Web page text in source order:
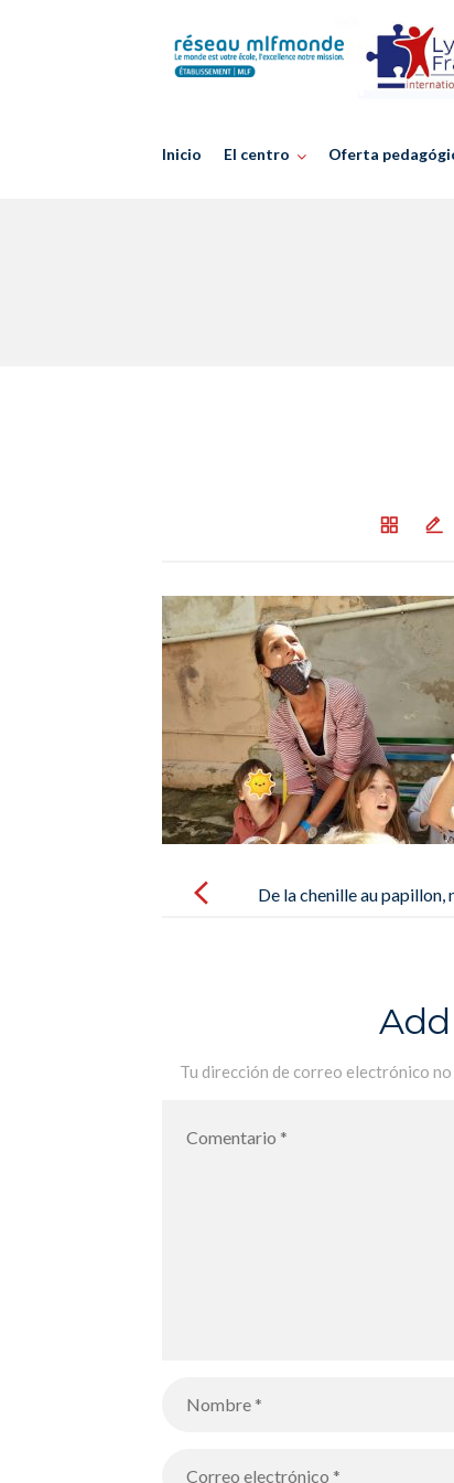
Inicio El centro Oferta
navigation
De la chenille au papillon,
Tu dirección de correo electrónico